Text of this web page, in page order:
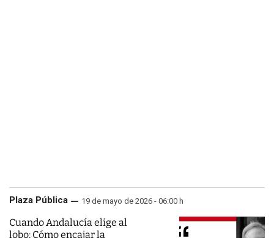
Plaza Pública 19 de mayo de 2026 - 06:00 h
Cuando Andalucía elige al
lobo: Cómo encajar la